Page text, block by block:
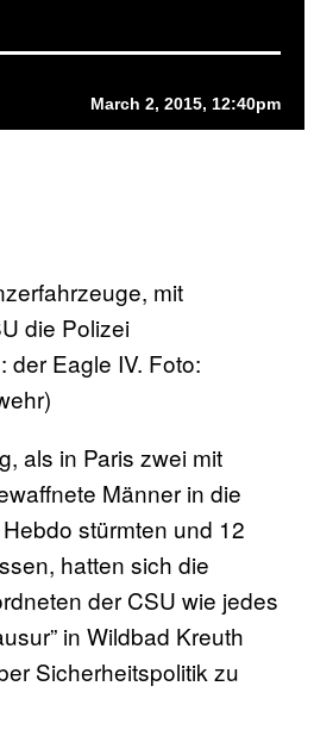
March 2, 2015, 12:40pm
mit
die Polizei
der Eagle IV. Foto:
als in Paris zwei mit
Männer in die
stürmten und 12
hatten sich die
der CSU wie jedes
in Wildbad Kreuth
Sicherheitspolitik zu